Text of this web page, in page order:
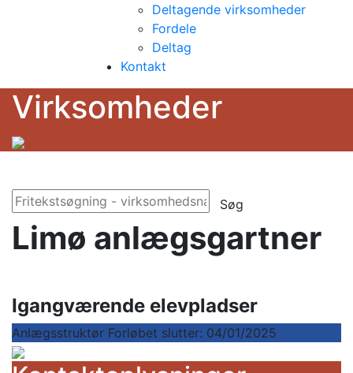
Deltagende virksomheder
Fordele
Deltag
Kontakt
Virksomheder
Søg
Limø anlægsgartner
Igangværende elevpladser
Anlægsstruktør Forløbet slutter: 04/01/2025